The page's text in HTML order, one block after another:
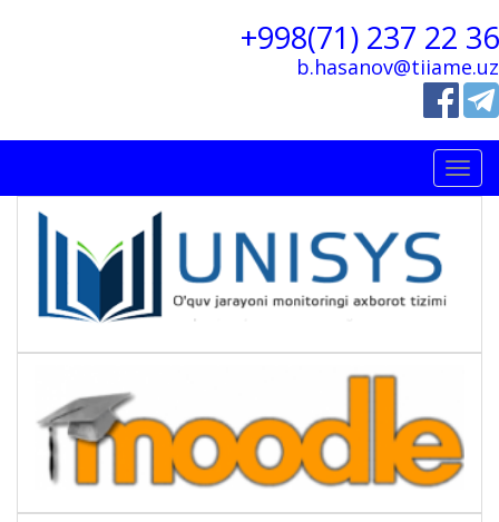
+998(71) 237 22 36
b.hasanov@tiiame.uz